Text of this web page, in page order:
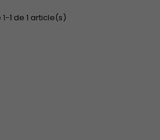
1 de 1 article(s)